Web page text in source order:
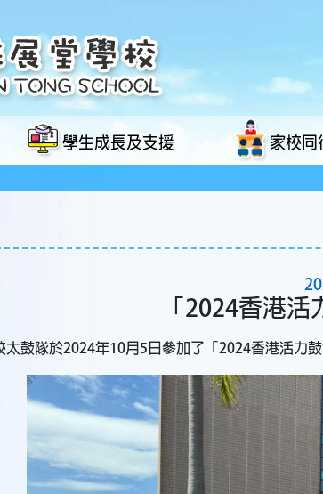
學生成長及支援 家校同
「2024香港
太鼓隊於2024年10月5日參加了「2024香港活力